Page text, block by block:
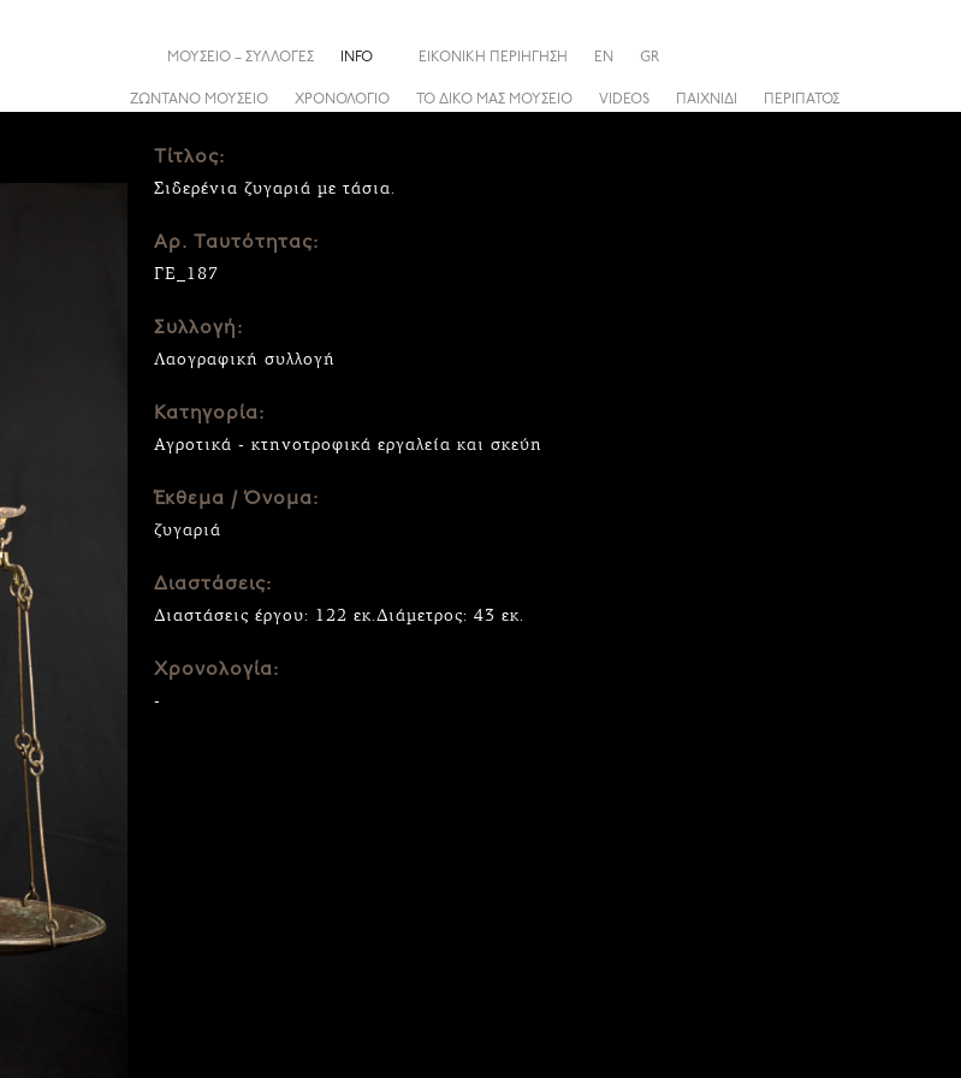
ΖΩΝΤΑΝΟ ΜΟΥΣΕΙΟ ΧΡΟΝΟΛΟΓΙΟ ΤΟ ΔΙΚΟ ΜΑΣ ΜΟΥΣΕΙΟ VIDEOS ΠΑΙΧΝΙΔΙ ΠΕΡΙΠΑΤΟΣ
ΜΟΥΣΕΙΟ – ΣΥΛΛΟΓΕΣ INFO ΕΙΚΟΝΙΚΗ ΠΕΡΙΗΓΗΣΗ EN GR
Τίτλος:
Σιδερένια ζυγαριά με τάσια.
Αρ. Ταυτότητας:
ΓΕ_187
Συλλογή:
Λαογραφική συλλογή
Κατηγορία:
Αγροτικά - κτηνοτροφικά εργαλεία και σκεύη
Έκθεμα / Όνομα:
ζυγαριά
Διαστάσεις:
Διαστάσεις έργου: 122 εκ.Διάμετρος: 43 εκ.
Χρονολογία:
-